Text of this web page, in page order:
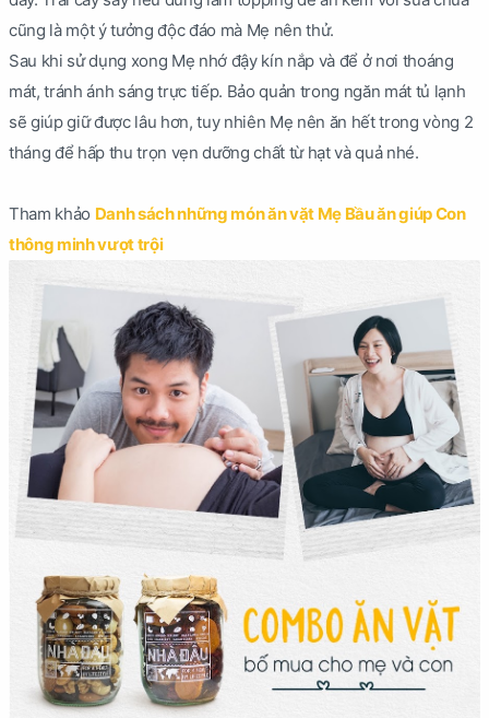
cũng là một ý tưởng độc đáo mà Mẹ nên thử.
Sau khi sử dụng xong Mẹ nhớ đậy kín nắp và để ở nơi thoáng
mát, tránh ánh sáng trực tiếp. Bảo quản trong ngăn mát tủ lạnh
sẽ giúp giữ được lâu hơn, tuy nhiên Mẹ nên ăn hết trong vòng 2
tháng để hấp thu trọn vẹn dưỡng chất từ hạt và quả nhé.
Tham khảo Danh sách những món ăn vặt Mẹ Bầu ăn giúp Con
thông minh vượt trội